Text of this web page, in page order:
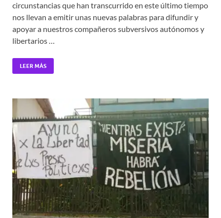
circunstancias que han transcurrido en este último tiempo
nos llevan a emitir unas nuevas palabras para difundir y
apoyar a nuestros compañeros subversivos autónomos y
libertarios …
LEER MÁS